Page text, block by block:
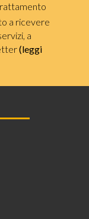
a ricevere
a
(leggi